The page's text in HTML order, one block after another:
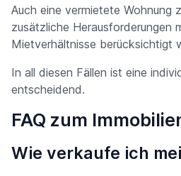
Auch eine vermietete Wohnung
zusätzliche Herausforderungen
Mietverhältnisse berücksichtigt
In all diesen Fällen ist eine
entscheidend.
FAQ zum
Wie verkaufe ich